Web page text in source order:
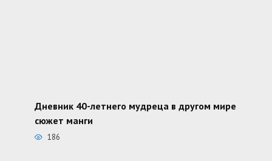
Дневник 40-летнего мудреца в другом мире
сюжет манги
186